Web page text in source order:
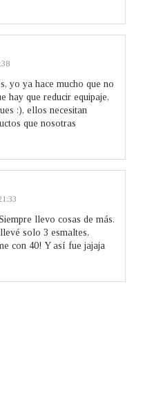
yo ya hace mucho que no
hay que reducir equipaje,
:), ellos necesitan
que nosotras
llevo cosas de más.
solo 3 esmaltes,
con 40! Y así fue jajaja